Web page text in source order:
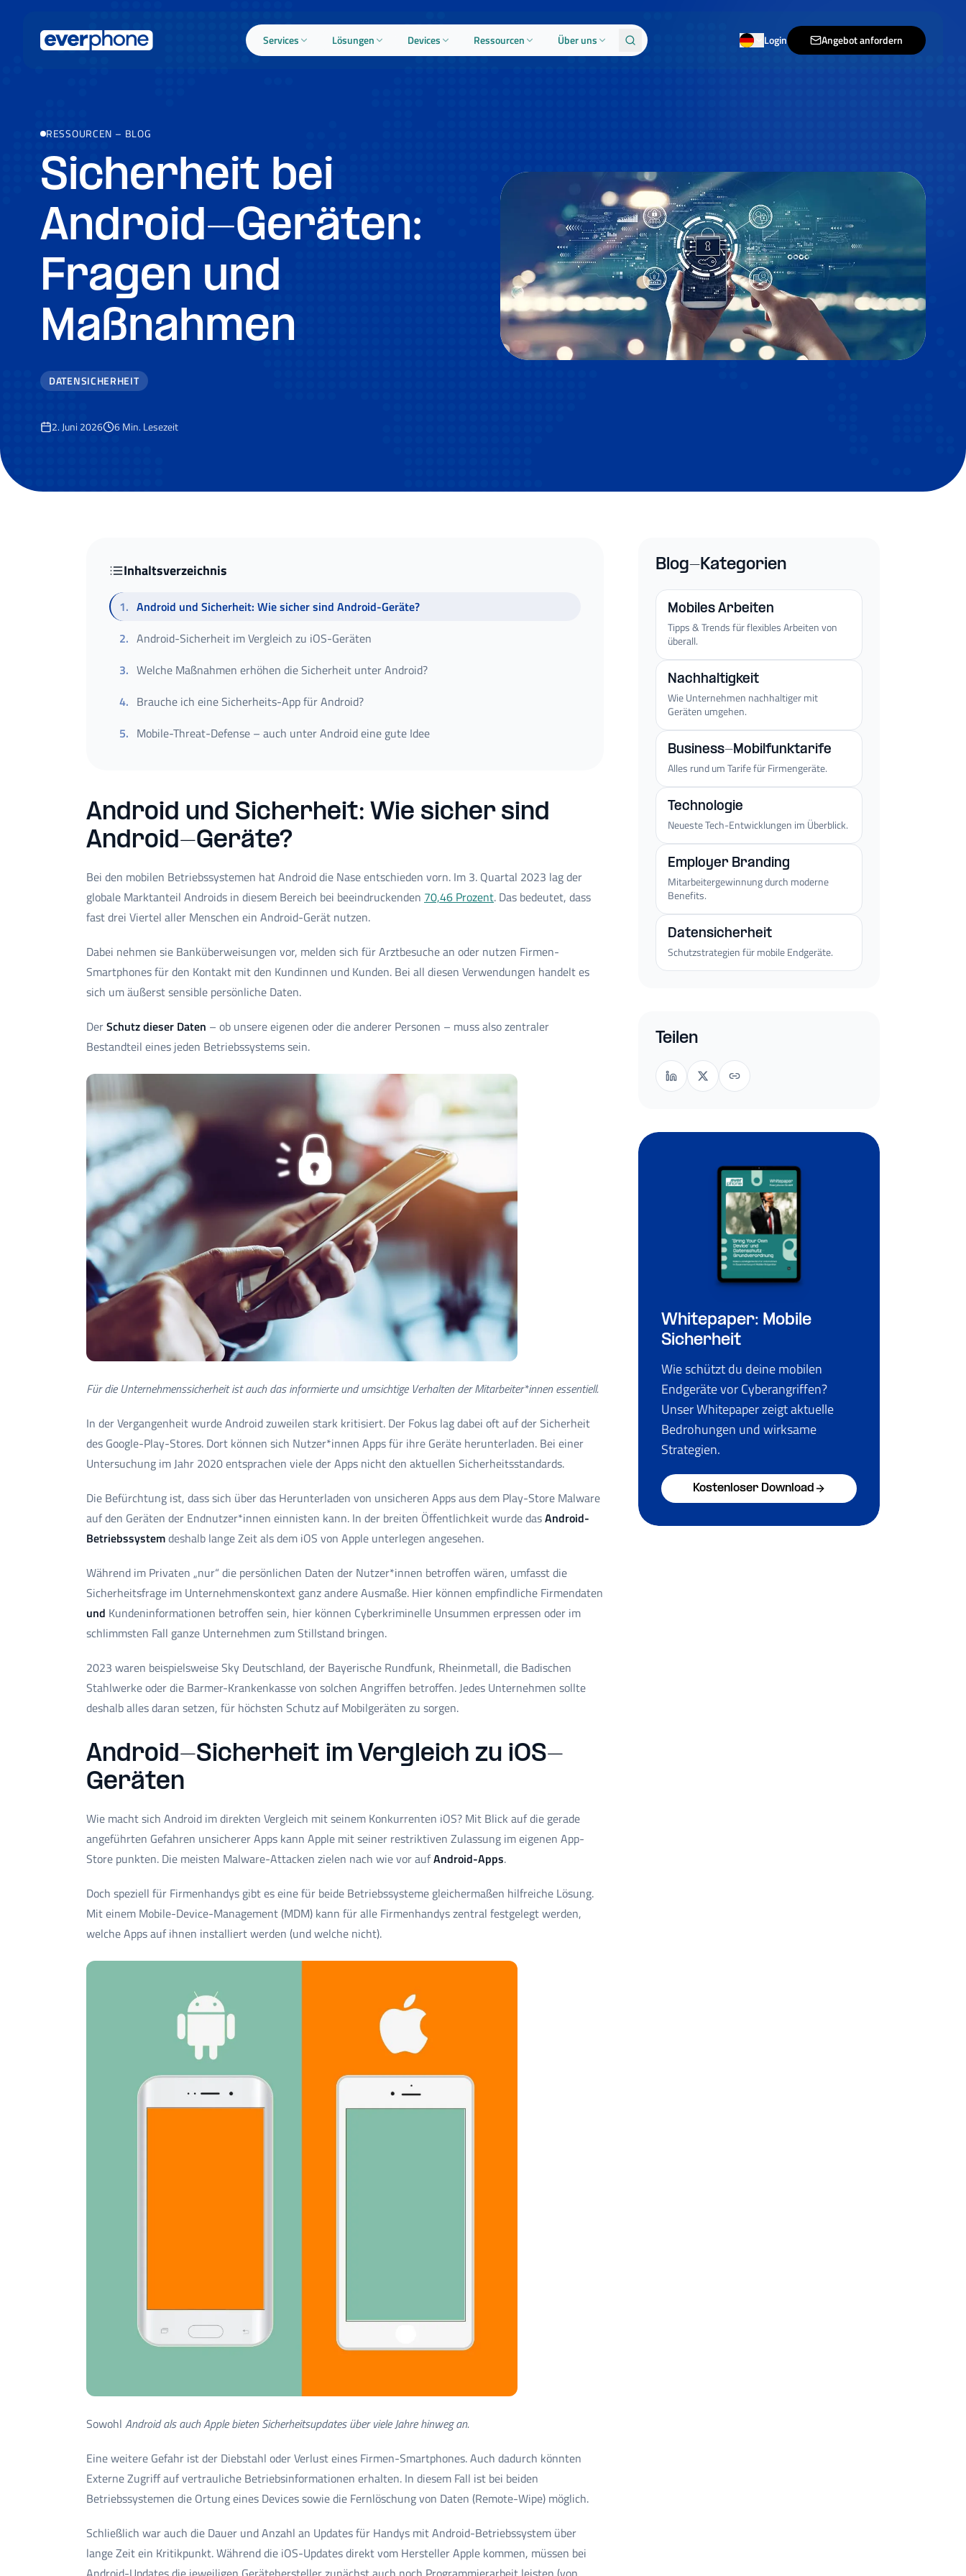
Services Lösungen Devices Ressourcen Über uns Login Angebot anfordern
RESSOURCEN – BLOG
Sicherheit bei
Android-Geräten:
Fragen und
Maßnahmen
DATENSICHERHEIT
2. Juni 2026 6Min. Lesezeit
Inhaltsverzeichnis
1. Android und Sicherheit: Wie sicher sind Android-Geräte?
2. Android-Sicherheit im Vergleich zu iOS-Geräten
3. Welche Maßnahmen erhöhen die Sicherheit unter Android?
4. Brauche ich eine Sicherheits-App für Android?
5. Mobile-Threat-Defense – auch unter Android eine gute Idee
Android und Sicherheit: Wie sicher sind
Android-Geräte?
Bei den mobilen Betriebssystemen hat Android die Nase entschieden vorn. Im 3. Quartal 2023 lag der
globale Marktanteil Androids in diesem Bereich bei beeindruckenden 70,46 Prozent. Das bedeutet, dass
fast drei Viertel aller Menschen ein Android-Gerät nutzen.
Dabei nehmen sie Banküberweisungen vor, melden sich für Arztbesuche an oder nutzen Firmen-
Smartphones für den Kontakt mit den Kundinnen und Kunden. Bei all diesen Verwendungen handelt es
sich um äußerst sensible persönliche Daten.
DerSchutz dieser Daten – ob unsere eigenen oder die anderer Personen – muss also zentraler
Bestandteil eines jeden Betriebssystems sein.
Für die Unternehmenssicherheit ist auch das informierte und umsichtige Verhalten der Mitarbeiter*innen essentiell.
In der Vergangenheit wurde Android zuweilen stark kritisiert. Der Fokus lag dabei oft auf der Sicherheit
des Google-Play-Stores. Dort können sich Nutzer*innen Apps für ihre Geräte herunterladen. Bei einer
Untersuchung im Jahr 2020 entsprachen viele der Apps nicht den aktuellen Sicherheitsstandards.
Die Befürchtung ist, dass sich über das Herunterladen von unsicheren Apps aus dem Play-Store Malware
auf den Geräten der Endnutzer*innen einnisten kann. In der breiten Öffentlichkeit wurde dasAndroid-
Betriebssystemdeshalb lange Zeit als dem iOS von Apple unterlegen angesehen.
Während im Privaten „nur“ die persönlichen Daten der Nutzer*innen betroffen wären, umfasst die
Sicherheitsfrage im Unternehmenskontext ganz andere Ausmaße. Hier können empfindliche Firmendaten
und Kundeninformationen betroffen sein, hier können Cyberkriminelle Unsummen erpressen oder im
schlimmsten Fall ganze Unternehmen zum Stillstand bringen.
2023 waren beispielsweise Sky Deutschland, der Bayerische Rundfunk, Rheinmetall, die Badischen
Stahlwerke oder die Barmer-Krankenkasse von solchen Angriffen betroffen. Jedes Unternehmen sollte
deshalb alles daran setzen, für höchsten Schutz auf Mobilgeräten zu sorgen.
Android-Sicherheit im Vergleich zu iOS-
Geräten
Wie macht sich Android im direkten Vergleich mit seinem Konkurrenten iOS? Mit Blick auf die gerade
angeführten Gefahren unsicherer Apps kann Apple mit seiner restriktiven Zulassung im eigenen App-
Store punkten. Die meisten Malware-Attacken zielen nach wie vor aufAndroid-Apps.
Doch speziell für Firmenhandys gibt es eine für beide Betriebssysteme gleichermaßen hilfreiche Lösung.
Mit einem Mobile-Device-Management (MDM) kann für alle Firmenhandys zentral festgelegt werden,
welche Apps auf ihnen installiert werden (und welche nicht).
Sowohl Android als auch Apple bieten Sicherheitsupdates über viele Jahre hinweg an.
Eine weitere Gefahr ist der Diebstahl oder Verlust eines Firmen-Smartphones. Auch dadurch könnten
Externe Zugriff auf vertrauliche Betriebsinformationen erhalten. In diesem Fall ist bei beiden
Betriebssystemen die Ortung eines Devices sowie die Fernlöschung von Daten (Remote-Wipe) möglich.
Schließlich war auch die Dauer und Anzahl an Updates für Handys mit Android-Betriebssystem über
lange Zeit ein Kritikpunkt. Während die iOS-Updates direkt vom Hersteller Apple kommen, müssen bei
Blog-Kategorien
Mobiles Arbeiten
Tipps & Trends für flexibles Arbeiten von
überall.
Nachhaltigkeit
Wie Unternehmen nachhaltiger mit
Geräten umgehen.
Business-Mobilfunktarife
Alles rund um Tarife für Firmengeräte.
Technologie
Neueste Tech-Entwicklungen im Überblick.
Employer Branding
Mitarbeitergewinnung durch moderne
Benefits.
Datensicherheit
Schutzstrategien für mobile Endgeräte.
Teilen
Whitepaper: Mobile
Sicherheit
Wie schützt du deine mobilen
Endgeräte vor Cyberangriffen?
Unser Whitepaper zeigt aktuelle
Bedrohungen und wirksame
Strategien.
Kostenloser Download